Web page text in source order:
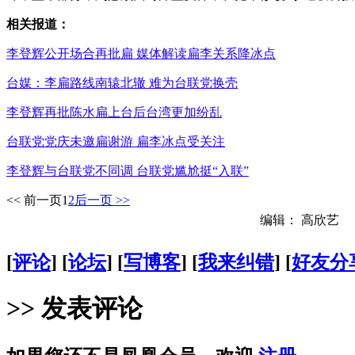
相关报道：
李登辉公开场合再批扁 媒体解读扁李关系降冰点
台媒：李扁路线南辕北辙 难为台联党换壳
李登辉再批陈水扁上台后台湾更加纷乱
台联党党庆未邀扁谢游 扁李冰点受关注
李登辉与台联党不同调 台联党尴尬挺“入联”
<< 前一页1 2后一页 >>
编辑： 高欣艺
[评论] [论坛] [写博客] [我来纠错] [好友分
>> 发表评论